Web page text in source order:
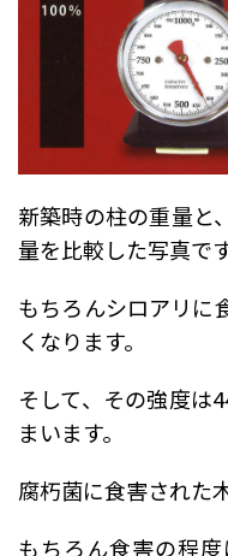
新築時の柱の重量と
量を比較した写真です
もちろんシロアリに
くなります。
そして、その強度は
まいます。
腐朽菌に食害された
もちろん食害の程